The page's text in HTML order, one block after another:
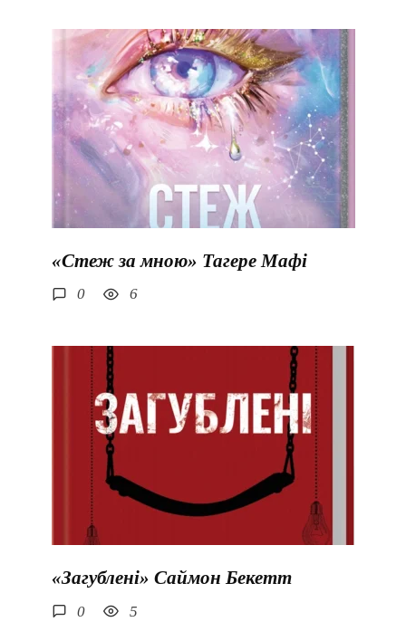
«Стеж за мною» Тагере Мафі
0 6
«Загублені» Саймон Бекетт
0 5